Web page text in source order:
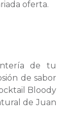
oferta.
de tu
de sabor
Bloody
de Juan